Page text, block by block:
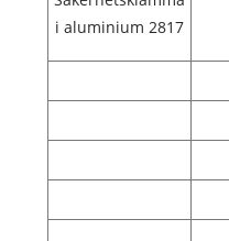
i aluminium 2817